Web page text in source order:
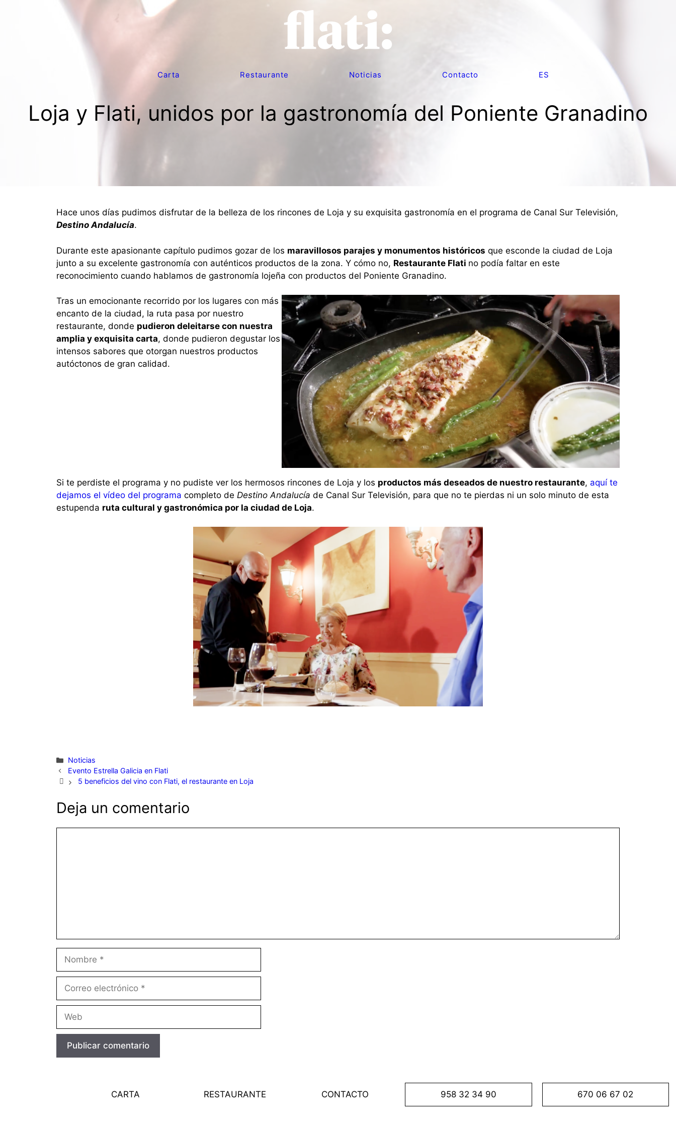
Carta Restaurante Noticias Contacto ES
Loja y Flati, unidos por la gastronomía del Poniente Granadino
Hace unos días pudimos disfrutar de la belleza de los rincones de Loja y su exquisita gastronomía en el programa de Canal Sur Televisión,
Destino Andalucía.
Durante este apasionante capítulo pudimos gozar de los maravillosos parajes y monumentos históricos que esconde la ciudad de Loja
junto a su excelente gastronomía con auténticos productos de la zona. Y cómo no, Restaurante Flati no podía faltar en este
reconocimiento cuando hablamos de gastronomía lojeña con productos del Poniente Granadino.
Tras un emocionante recorrido por los lugares con más
encanto de la ciudad, la ruta pasa por nuestro
restaurante, donde pudieron deleitarse con nuestra
amplia y exquisita carta, donde pudieron degustar los
intensos sabores que otorgan nuestros productos
autóctonos de gran calidad.
Si te perdiste el programa y no pudiste ver los hermosos rincones de Loja y los productos más deseados de nuestro restaurante, aquí te
dejamos el vídeo del programa completo de Destino Andalucía de Canal Sur Televisión, para que no te pierdas ni un solo minuto de esta
estupenda ruta cultural y gastronómica por la ciudad de Loja.
Categorías
Noticias
Evento Estrella Galicia en Flati
5 beneficios del vino con Flati, el restaurante en Loja
Deja un comentario
electrónico
CARTA RESTAURANTE CONTACTO 958 32 34 90 670 06 67 02